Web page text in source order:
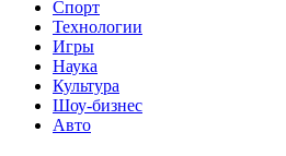
Спорт
Технологии
Игры
Наука
Культура
Шоу-бизнес
Авто